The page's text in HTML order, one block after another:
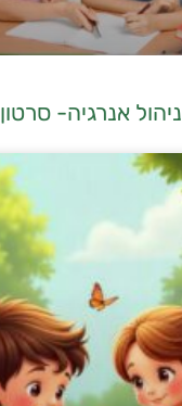
ניהול אנרגיה- סרטון